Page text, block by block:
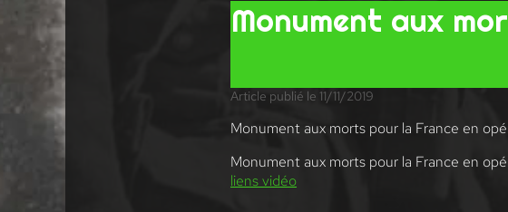
Monument aux
Article publié le 11/11/2019
Monument aux morts pour la France en
Monument aux morts pour la France en
liens vidéo